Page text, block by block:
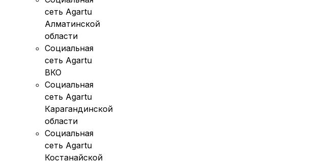
сеть Agartu
Алматинской
области
Социальная
сеть Agartu
ВКО
Социальная
сеть Agartu
Карагандинской
области
Социальная
сеть Agartu
Костанайской